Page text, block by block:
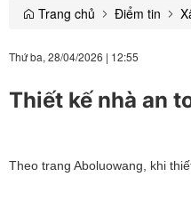
Trang chủ Điểm tin
Thứ ba, 28/04/2026 | 12:55
Thiết kế nhà an
Theo trang Aboluowang, khi